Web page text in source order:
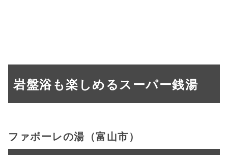
岩盤浴も楽しめるスーパー銭湯
ファボーレの湯（富山市）